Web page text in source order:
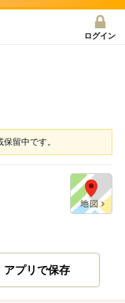
ログイン
留中です。
アプリで保存